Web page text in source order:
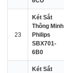
23
Két Sắt
Thông Minh
Philips
SBX701-
6B0
Két Sắt